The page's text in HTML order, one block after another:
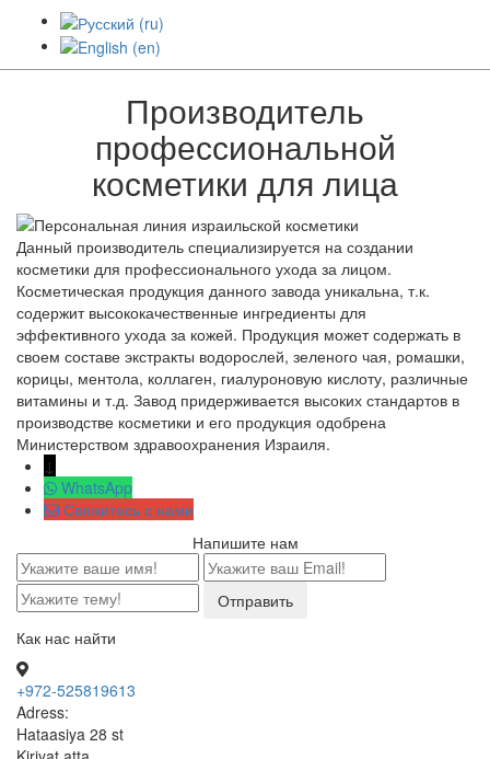
Производитель
профессиональной
косметики для лица
Данный производитель специализируется на создании
косметики для профессионального ухода за лицом.
Косметическая продукция данного завода уникальна, т.к.
содержит высококачественные ингредиенты для
эффективного ухода за кожей. Продукция может содержать в
своем составе экстракты водорослей, зеленого чая, ромашки,
корицы, ментола, коллаген, гиалуроновую кислоту, различные
витамины и т.д. Завод придерживается высоких стандартов в
производстве косметики и его продукция одобрена
Министерством здравоохранения Израиля.
↓
WhatsApp
Свяжитесь с нами
Напишите нам
Как нас найти
+972-525819613
Adress:
Hataasiya 28 st